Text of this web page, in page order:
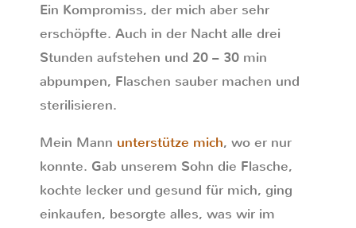
Ein Kompromiss, der mich aber sehr
erschöpfte. Auch in der Nacht alle drei
Stunden aufstehen und 20 – 30 min
abpumpen, Flaschen sauber machen und
sterilisieren.
Mein Mann unterstütze mich, wo er nur
konnte. Gab unserem Sohn die Flasche,
kochte lecker und gesund für mich, ging
einkaufen, besorgte alles, was wir im